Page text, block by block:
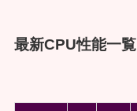
最新CPU性能一覧